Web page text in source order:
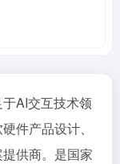
AI交互技术领
件产品设计、
供商。是国家